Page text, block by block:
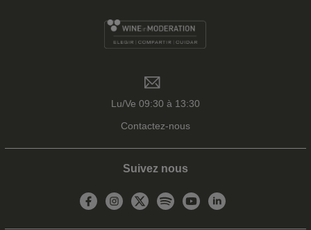
Lu/Ve 09:30 à 13:30
Contactez-nous
Suivez nous